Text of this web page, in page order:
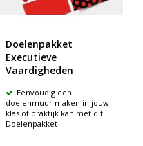
Doelenpakket
Executieve
Vaardigheden
Eenvoudig een
doelenmuur maken in jouw
klas of praktijk kan met dit
Doelenpakket